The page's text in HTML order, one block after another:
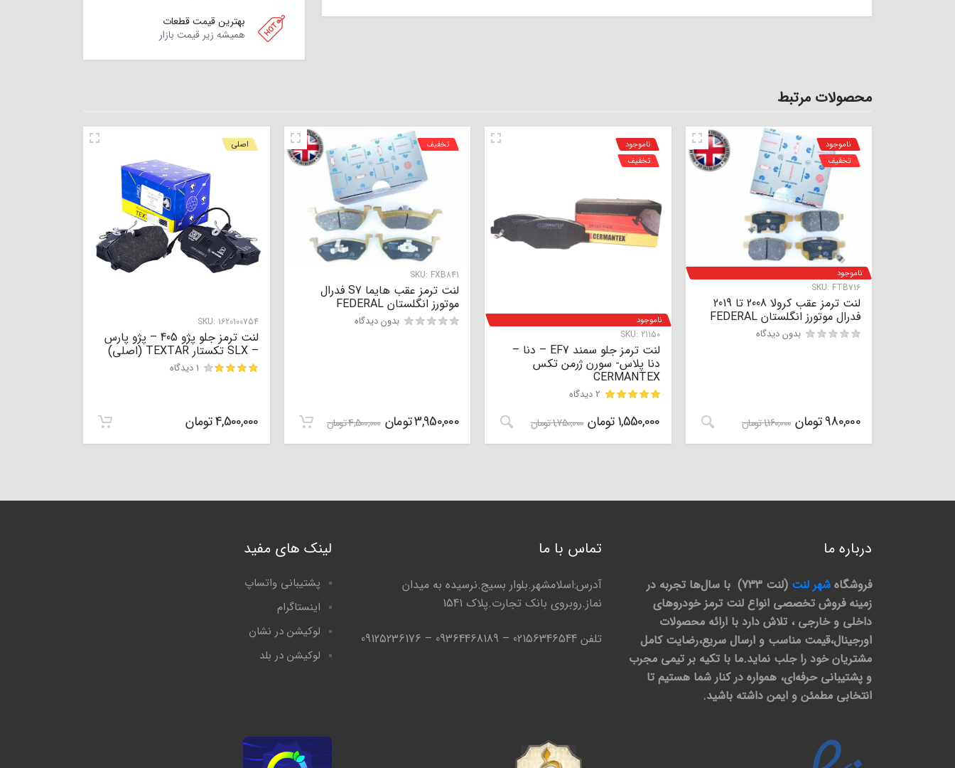
بهترین قیمت قطعات
همیشه زیر قیمت بازار
محصولات مرتبط
ناموجود
SKU: FTB716
ناموجود
تخفیف
لنت ترمز عقب کرولا 2008 تا 2019
فدرال موتورز انگلستان FEDERAL
نمره 0از 5 بدون دیدگاه
980,000تومان 1,160,000تومان
ناموجود
SKU: 21150
ناموجود
تخفیف
لنت ترمز جلو سمند EF7 – دنا –
دنا پلاس- سورن ژرمن تکس
CERMANTEX
مشتری
2 دیدگاه
1,550,000تومان 1,750,000تومان
SKU: FXB841
تخفیف
لنت ترمز عقب هایما S7 فدرال
موتورز انگلستان FEDERAL
بدون دیدگاه
3,950,000تومان 4,500,000تومان
SKU: 1620100754
اصلی
لنت ترمز جلو پژو 405 – پژو پارس
– SLX تکستار TEXTAR (اصلی)
1 دیدگاه
4,500,000تومان
درباره ما
فروشگاه شهر لنت
(لنت 733) با سال‌ها تجربه در
زمینه فروش تخصصی انواع لنت ترمز خودروهای
داخلی و خارجی ، تلاش دارد با ارائه محصولات
اورجینال،قیمت مناسب و ارسال سریع،رضایت کامل
مشتریان خود را جلب نماید.ما با تکیه بر تیمی مجرب
و پشتیبانی حرفه‌ای، همواره در کنار شما هستیم تا
انتخابی مطمئن و ایمن داشته باشید.
تماس با ما
آدرس:اسلامشهر.بلوار بسیج.نرسیده به میدان
نماز.روبروی بانک تجارت.پلاک 1541
تلفن 02156346544 – 09364468189 – 09125236176
لینک های مفید
پشتیبانی واتساپ
اینستاگرام
لوکیشن در نشان
لوکیشن در بلد